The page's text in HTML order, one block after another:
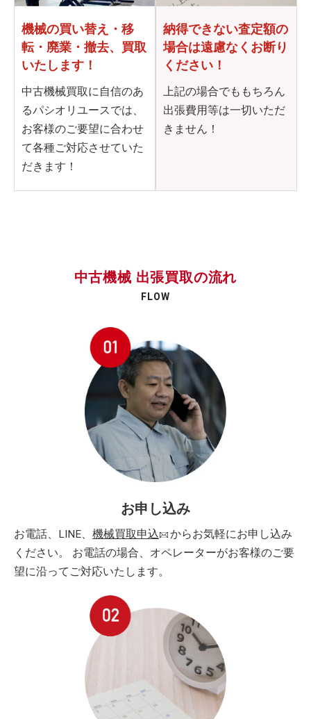
機械の買い替え・移
転・ 廃業・撤去、買取
いたします！
中古機械買取に自信のあ
るパシオリユースでは、
お客様のご要望に合わせ
て各種ご対応させていた
だきます！
納得できない査定額の
場合は遠慮なくお断り
ください！
上記の場合でももちろん
出張費用等は一切いただ
きません！
中古機械 出張買取の流れ
FLOW
お申し込み
お電話、LINE、 機械買取申込
からお気軽にお申し込み
ください。 お電話の場合、オペレーターがお客様のご要
望に沿ってご対応いたします。